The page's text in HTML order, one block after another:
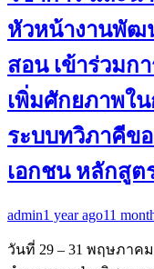
หัวหน้างานพัฒ
สอน เข้าร่วมก
เพิ่มศักยภาพใ
ระบบทวิภาคีข
เอกชน หลักสูต
admin1 year ago11
วันที่ 29 – 31 พฤษภาค